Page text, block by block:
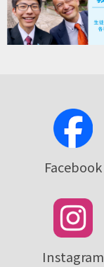
Facebook
Instagram